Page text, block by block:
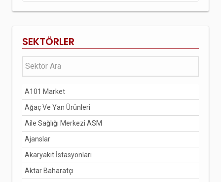
SEKTÖRLER
A101 Market
Ağaç Ve Yan Ürünleri
Aile Sağlığı Merkezi ASM
Ajanslar
Akaryakıt İstasyonları
Aktar Baharatçı